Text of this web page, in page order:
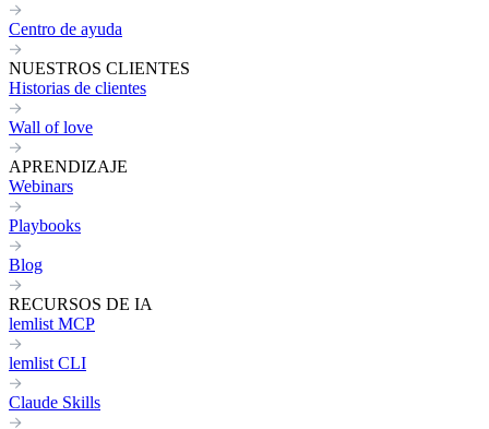
Centro de ayuda
NUESTROS CLIENTES
Historias de clientes
Wall of love
APRENDIZAJE
Webinars
Playbooks
Blog
RECURSOS DE IA
lemlist MCP
lemlist CLI
Claude Skills